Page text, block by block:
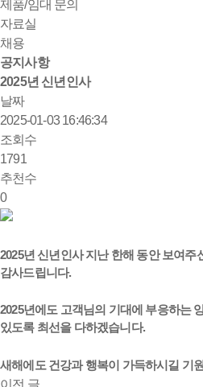
제품/임대 문의
자료실
채용
공지사항
2025년 신년인사
날짜
2025-01-03 16:46:34
조회수
1791
추천수
0
2025년 신년인사 지난 한해 동안 보여주
감사드립니다.
2025년에도 고객님의 기대에 부응하는
있도록 최선을 다하겠습니다.
새해에도 건강과 행복이 가득하시길 기
이전 글